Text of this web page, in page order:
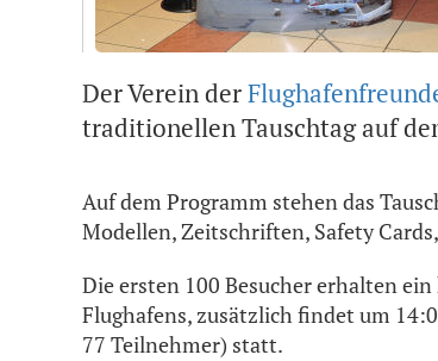
Der Verein der
traditionellen Tauschtag auf
Auf dem Programm stehen das
Modellen, Zeitschriften, Safety
Die ersten 100 Besucher erhalten
Flughafens, zusätzlich findet um
77 Teilnehmer) statt.